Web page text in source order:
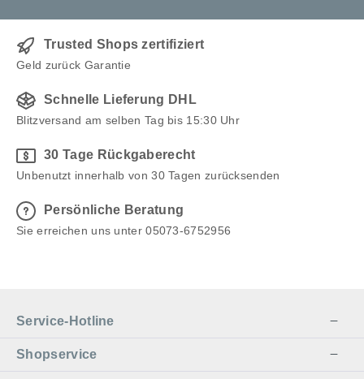
Trusted Shops zertifiziert
Geld zurück Garantie
Schnelle Lieferung DHL
Blitzversand am selben Tag bis 15:30 Uhr
30 Tage Rückgaberecht
Unbenutzt innerhalb von 30 Tagen zurücksenden
Persönliche Beratung
Sie erreichen uns unter 05073-6752956
Service-Hotline
Shopservice